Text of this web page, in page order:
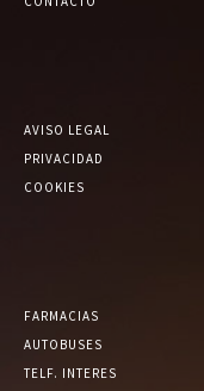
AVISO LEGAL
PRIVACIDAD
COOKIES
FARMACIAS
AUTOBUSES
TELF. INTERES